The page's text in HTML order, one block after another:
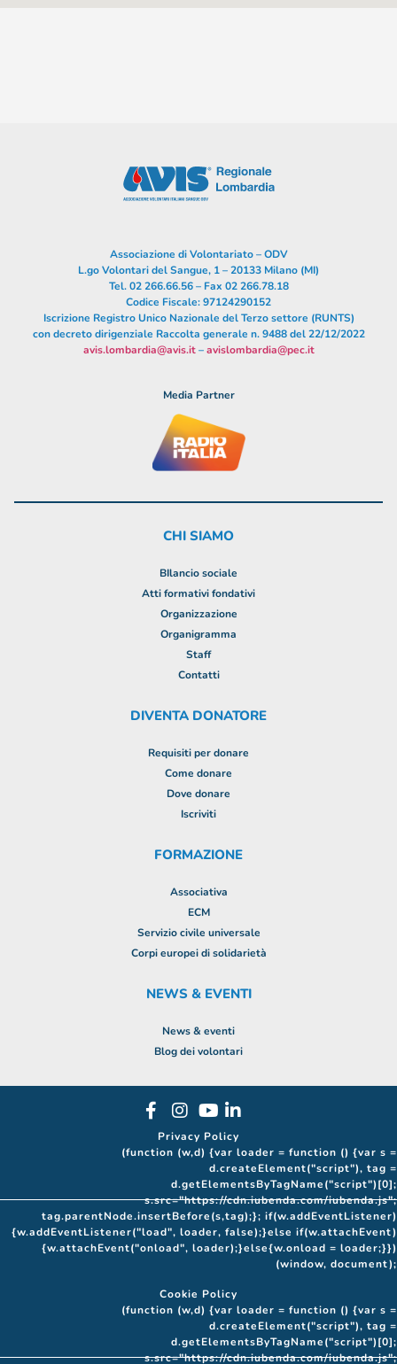
Associazione di Volontariato – ODV
L.go Volontari del Sangue, 1 – 20133 Milano (MI)
Tel. 02 266.66.56 – Fax 02 266.78.18
Codice Fiscale: 97124290152
Iscrizione Registro Unico Nazionale del Terzo settore (RUNTS)
con decreto dirigenziale Raccolta generale n. 9488 del 22/12/2022
avis.lombardia@avis.it–avislombardia@pec.it
Media Partner
CHI SIAMO
BIlancio sociale
Atti formativi fondativi
Organizzazione
Organigramma
Staff
Contatti
DIVENTA DONATORE
Requisiti per donare
Come donare
Dove donare
Iscriviti
FORMAZIONE
Associativa
ECM
Servizio civile universale
Corpi europei di solidarietà
NEWS & EVENTI
News & eventi
Blog dei volontari
Privacy Policy
(function (w,d) {var loader = function () {var s =
d.createElement("script"), tag =
d.getElementsByTagName("script")[0];
s.src="https://cdn.iubenda.com/iubenda.js";
tag.parentNode.insertBefore(s,tag);}; if(w.addEventListener)
{w.addEventListener("load", loader, false);}else if(w.attachEvent)
{w.attachEvent("onload", loader);}else{w.onload = loader;}})
(window, document);
Cookie Policy
(function (w,d) {var loader = function () {var s =
d.createElement("script"), tag =
d.getElementsByTagName("script")[0];
s.src="https://cdn.iubenda.com/iubenda.js";